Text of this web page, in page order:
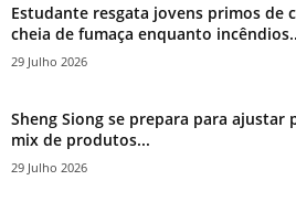
Estudante resgata jovens primos de
cheia de fumaça enquanto
29 Julho 2026
Sheng Siong se prepara para ajustar
mix de produtos...
29 Julho 2026